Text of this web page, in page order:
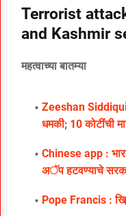
Terrorist
and Kashmir
महत्वाच्या बातम्या
Zeeshan Siddiqui
धमकी; 10 कोटींची
Chinese app :
अॅप हटवण्याचे
Pope Francis :